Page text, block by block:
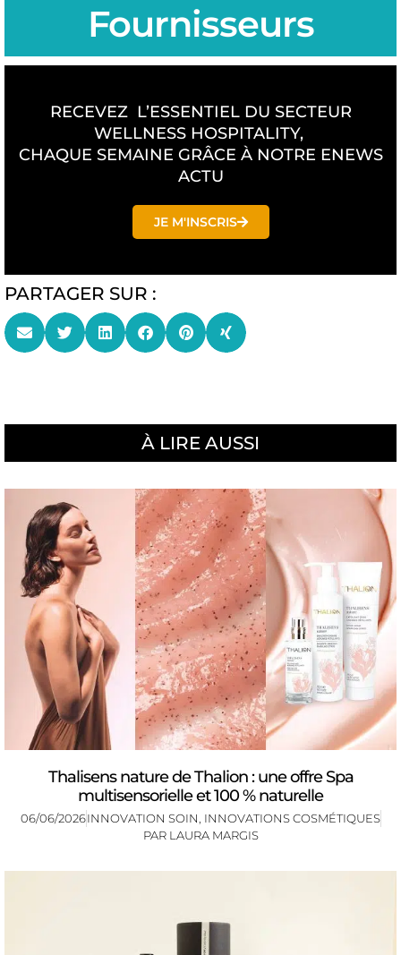
Fournisseurs
RECEVEZ L’ESSENTIEL DU SECTEUR
WELLNESS HOSPITALITY,
CHAQUE SEMAINE GRÂCE À NOTRE ENEWS
ACTU
JE M'INSCRIS
PARTAGER SUR :
À LIRE AUSSI
Thalisens nature de Thalion : une offre Spa
multisensorielle et 100 % naturelle
06/06/2026INNOVATION SOIN INNOVATIONS COSMÉTIQUES
PAR LAURA MARGIS